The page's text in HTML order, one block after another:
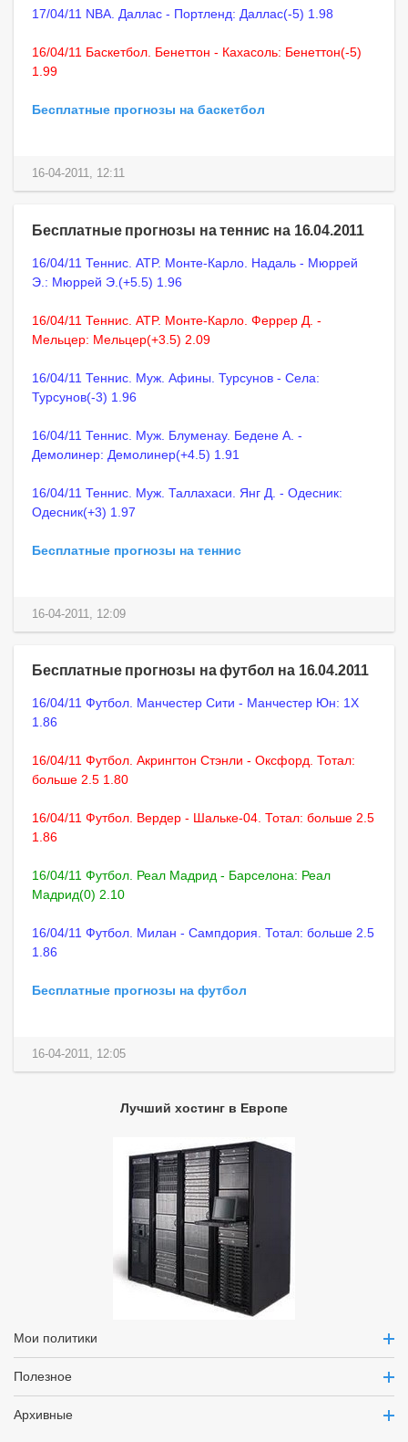
17/04/11 NBA. Даллас - Портленд: Даллас(-5) 1.98
16/04/11 Баскетбол. Бенеттон - Кахасоль: Бенеттон(-5)
1.99
Бесплатные прогнозы на баскетбол
16-04-2011, 12:11
Бесплатные прогнозы на теннис на 16.04.2011
16/04/11 Теннис. ATP. Монте-Карло. Надаль - Мюррей
Э.: Мюррей Э.(+5.5) 1.96
16/04/11 Теннис. ATP. Монте-Карло. Феррер Д. -
Мельцер: Мельцер(+3.5) 2.09
16/04/11 Теннис. Муж. Афины. Турсунов - Села:
Турсунов(-3) 1.96
16/04/11 Теннис. Муж. Блуменау. Бедене А. -
Демолинер: Демолинер(+4.5) 1.91
16/04/11 Теннис. Муж. Таллахаси. Янг Д. - Одесник:
Одесник(+3) 1.97
Бесплатные прогнозы на теннис
16-04-2011, 12:09
Бесплатные прогнозы на футбол на 16.04.2011
16/04/11 Футбол. Манчестер Сити - Манчестер Юн: 1X
1.86
16/04/11 Футбол. Акрингтон Стэнли - Оксфорд. Тотал:
больше 2.5 1.80
16/04/11 Футбол. Вердер - Шальке-04. Тотал: больше 2.5
1.86
16/04/11 Футбол. Реал Мадрид - Барселона: Реал
Мадрид(0) 2.10
16/04/11 Футбол. Милан - Сампдория. Тотал: больше 2.5
1.86
Бесплатные прогнозы на футбол
16-04-2011, 12:05
Лучший хостинг в Европе
Мои политики
Полезное
Архивные